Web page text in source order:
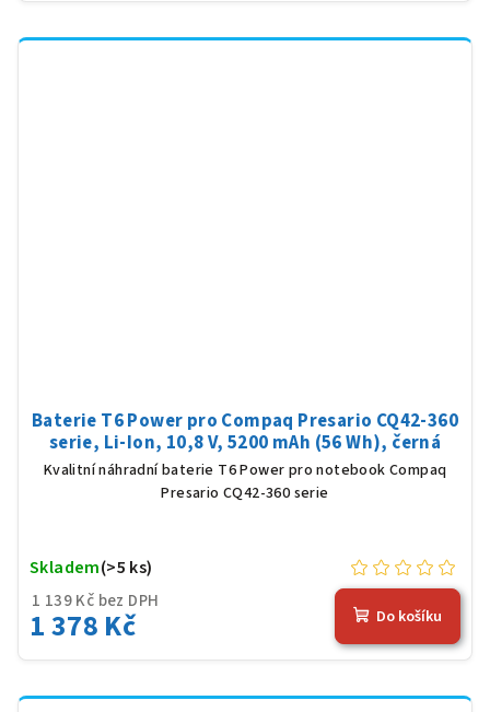
Baterie T6 Power pro Compaq Presario CQ42-360
serie, Li-Ion, 10,8 V, 5200 mAh (56 Wh), černá
Kvalitní náhradní baterie T6 Power pro notebook Compaq
Presario CQ42-360 serie
1 139 Kč bez DPH
1 378 Kč
Skladem(>5 ks)
Do košíku